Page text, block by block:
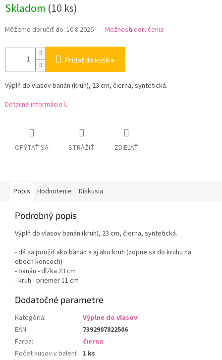
cena:
Skladom (10 ks)
Môžeme doručiť do: 10.8.2026 Možnosti doručenia
Pridať do košíka
Výplň do vlasov banán (kruh), 23 cm, čierna, syntetická.
Detailné informácie
OPÝTAŤ SA STRÁŽIŤ ZDIEĽAŤ
Popis Hodnotenie Diskusia
Podrobný popis
Výplň do vlasov banán (kruh), 23 cm, čierna, syntetická.
- dá sa použiť ako banán a aj ako kruh (zopne sa do kruhu na
oboch koncoch)
- banán - dĺžka 23 cm
- kruh - priemer 11 cm
Dodatočné parametre
Kategória:
Výplne do vlasov
EAN:
7392907822506
Farba:
čierna
Počet kusov v balení: 1 ks